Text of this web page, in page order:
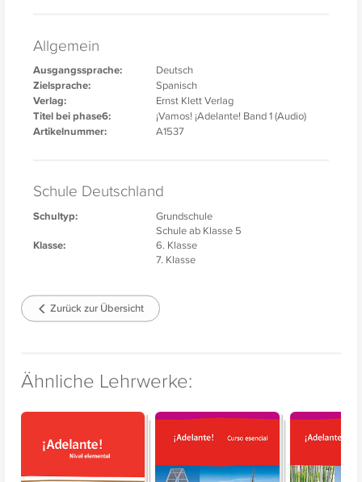
Allgemein
Ausgangssprache: Deutsch
Zielsprache: Spanisch
Verlag: Ernst Klett Verlag
Titel bei phase6: ¡Vamos! ¡Adelante! Band 1 (Audio)
Artikelnummer: A1537
Schule Deutschland
Schultyp:
Grundschule
Schule ab Klasse 5
Klasse:
6. Klasse
7. Klasse
Zurück zur Übersicht
Ähnliche Lehrwerke: